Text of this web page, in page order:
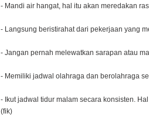
- Mandi air hangat, hal itu akan meredakan
- Langsung beristirahat dari pekerjaan yang
- Jangan pernah melewatkan sarapan atau
- Memiliki jadwal olahraga dan berolahraga
- Ikut jadwal tidur malam secara konsisten.
(fik)